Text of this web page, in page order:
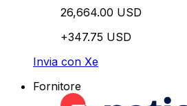
26,664.00 USD
+347.75 USD
Invia con Xe
Fornitore